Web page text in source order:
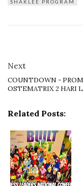
SHAKLEE PROGRAM
Next
COUNTDOWN -
OSTEMATRIX 2 HARI
Related Posts: